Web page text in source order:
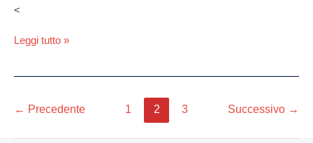
<
come
300mila
Leggi tutto »
← Precedente 1 2 3 Successivo →